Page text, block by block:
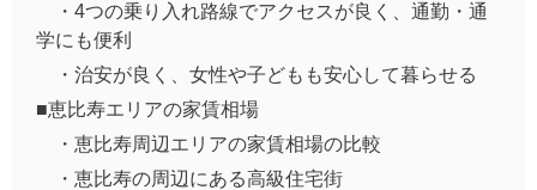
・4つの乗り入れ路線でアクセスが良く、通勤・通
学にも便利
・治安が良く、女性や子どもも安心して暮らせる
■恵比寿エリアの家賃相場
・恵比寿周辺エリアの家賃相場の比較
・恵比寿の周辺にある高級住宅街